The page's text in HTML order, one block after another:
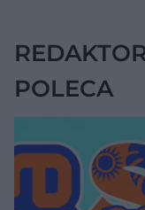
POLECA